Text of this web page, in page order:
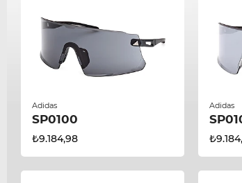
Adidas
SP0100
₺9.184,98
Adidas